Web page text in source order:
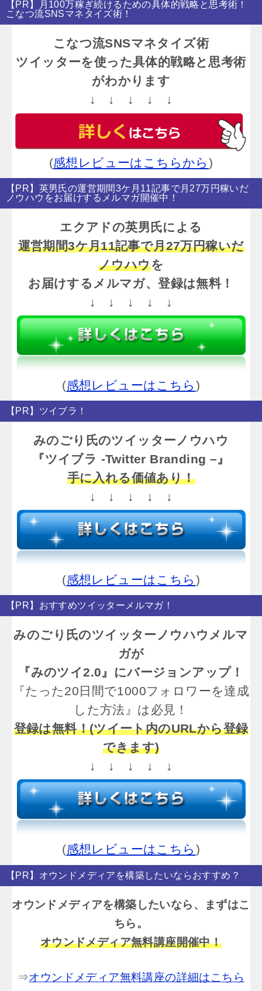
【PR】月100万稼ぎ続けるための具体的戦略と思考術！
こなつ流SNSマネタイズ術！
こなつ流SNSマネタイズ術
ツイッターを使った具体的戦略と思考術
がわかります
↓ ↓ ↓ ↓ ↓
(感想レビューはこちらから )
【PR】英男氏の運営期間3ケ月11記事で月27万円稼いだ
ノウハウをお届けするメルマガ開催中！
エクアドの英男氏による
運営期間3ケ月11記事で月27万円稼いだ
ノウハウを
お届けするメルマガ、登録は無料！
↓ ↓ ↓ ↓ ↓
(感想レビューはこちら )
【PR】ツイブラ！
みのごり氏のツイッターノウハウ
『ツイブラ -Twitter Branding –』
手に入れる価値あり！
↓ ↓ ↓ ↓ ↓
(感想レビューはこちら )
【PR】おすすめツイッターメルマガ！
みのごり氏のツイッターノウハウメルマ
ガが
『みのツイ2.0』にバージョンアップ！
『たった20日間で1000フォロワーを達成
した方法』は必見！
登録は無料！(ツイート内のURLから登録
できます)
↓ ↓ ↓ ↓ ↓
(感想レビューはこちら )
【PR】オウンドメディアを構築したいならおすすめ？
オウンドメディアを構築したいなら、まずはこ
ちら。
オウンドメディア無料講座開催中！
⇒オウンドメディア無料講座の詳細はこちら